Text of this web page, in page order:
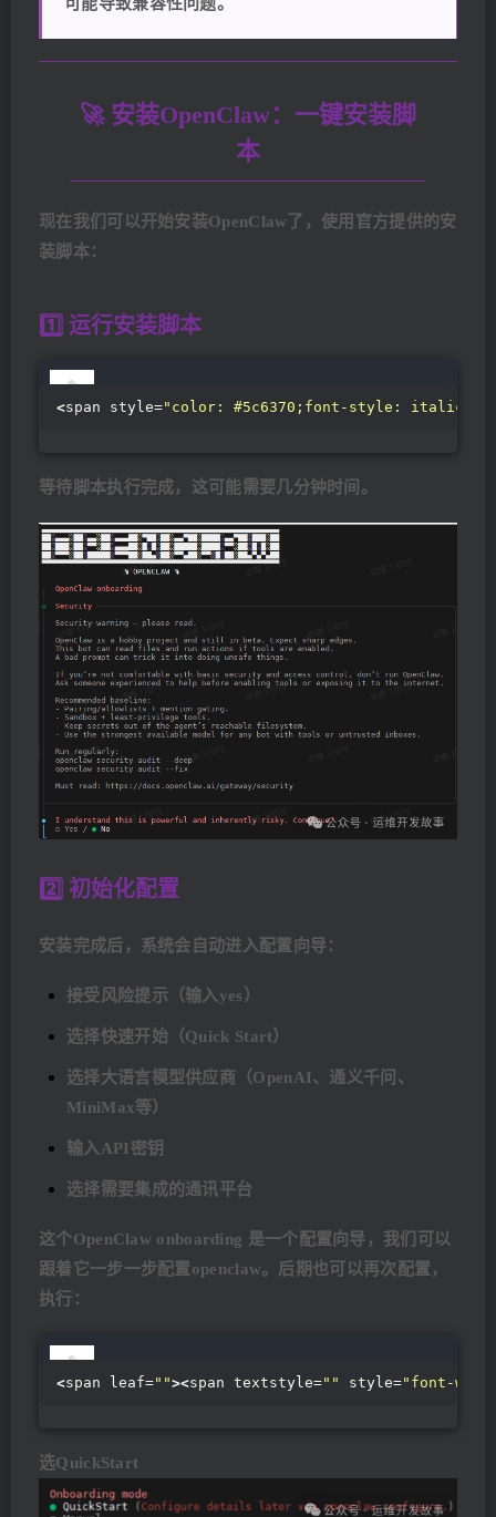
可能导致兼容性问题。
🚀 安装OpenClaw：一键安装脚
本
现在我们可以开始安装OpenClaw了，使用官方提供的安
装脚本：
1️⃣ 运行安装脚本
<span style="color: #5c6370;font-style:
等待脚本执行完成，这可能需要几分钟时间。
2️⃣ 初始化配置
安装完成后，系统会自动进入配置向导：
接受风险提示（输入yes）
选择快速开始（Quick Start）
选择大语言模型供应商（OpenAI、通义千问、
MiniMax等）
输入API密钥
选择需要集成的通讯平台
这个OpenClaw onboarding 是一个配置向导，我们可以
跟着它一步一步配置openclaw。后期也可以再次配置，
执行：
<span leaf=""><span textstyle="" style="font-
选QuickStart